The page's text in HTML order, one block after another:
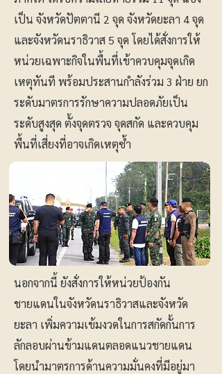
เป็น จังหวัดปัตตานี 2 จุด จังหวัดยะลา 4 จุด
และจังหวัดนราธิวาส 5 จุด โดยได้สั่งการให้
หน่วยเฉพาะกิจในพื้นที่เข้าควบคุมจุดเกิด
เหตุทันที พร้อมประสานกำลังร่วม 3 ฝ่าย ยก
ระดับมาตรการรักษาความปลอดภัยเป็น
ระดับสูงสุด ตั้งจุดตรวจ จุดสกัด และควบคุม
พื้นที่เสี่ยงที่อาจเกิดเหตุซ้ำ
นอกจากนี้ ยังสั่งการให้หน่วยป้องกัน
ชายแดนในจังหวัดนราธิวาสและจังหวัด
ยะลา เพิ่มความเข้มงวดในการสกัดกั้นการ
ลักลอบผ่านข้ามแดนตลอดแนวชายแดน
โดยนำมาตรการด้านความมั่นคงที่มีอยู่มา